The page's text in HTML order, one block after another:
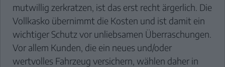
mutwillig zerkratzen, ist das erst recht ärgerlich. Die
Vollkasko übernimmt die Kosten und ist damit ein
wichtiger Schutz vor unliebsamen Überraschungen.
Vor allem Kunden, die ein neues und/oder
wertvolles Fahrzeug versichern, wählen daher in